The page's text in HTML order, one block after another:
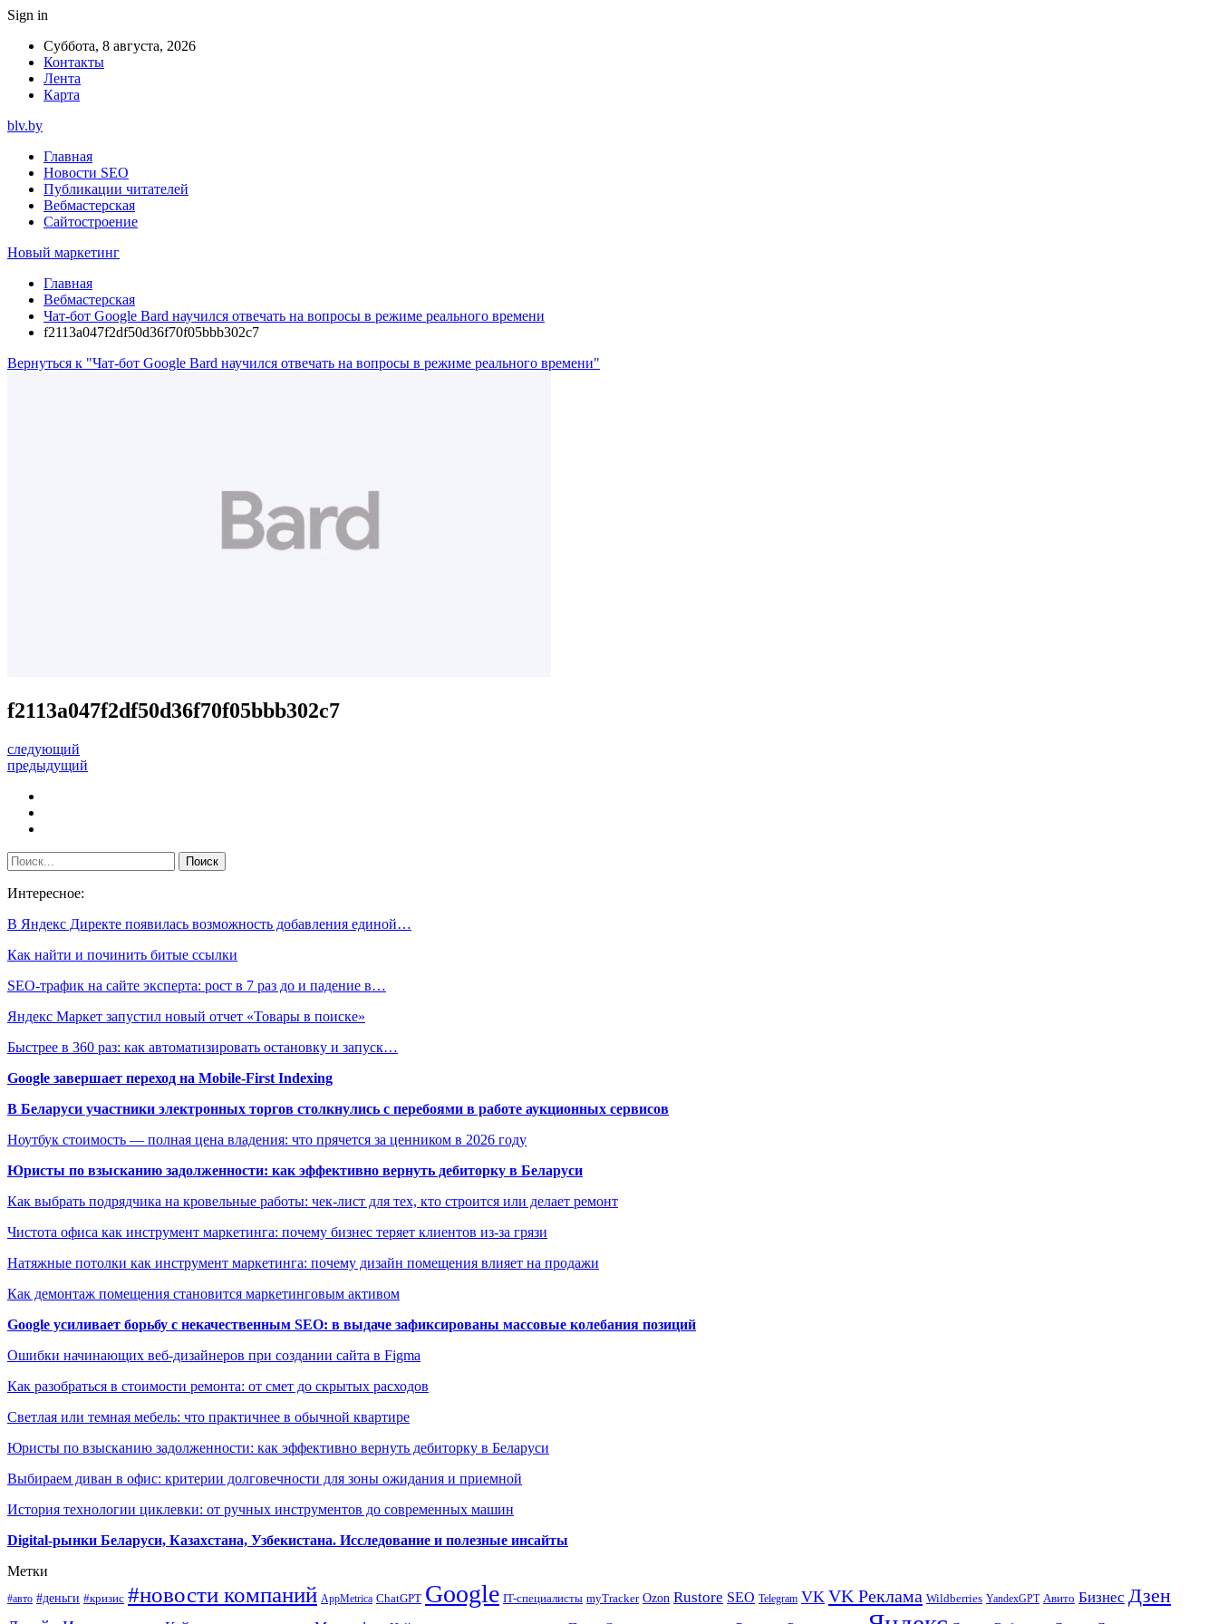
Sign in
Суббота, 8 августа, 2026
Контакты
Лента
Карта
blv.by
Главная
Новости SEO
Публикации читателей
Вебмастерская
Сайтостроение
Новый маркетинг
Главная
Вебмастерская
Чат-бот Google Bard научился отвечать на вопросы в режиме реального времени
f2113a047f2df50d36f70f05bbb302c7
Вернуться к "Чат-бот Google Bard научился отвечать на вопросы в режиме реального времени"
f2113a047f2df50d36f70f05bbb302c7
следующий
предыдущий
Интересное:
В Яндекс Директе появилась возможность добавления единой…
Как найти и починить битые ссылки
SEO-трафик на сайте эксперта: рост в 7 раз до и падение в…
Яндекс Маркет запустил новый отчет «Товары в поиске»
Быстрее в 360 раз: как автоматизировать остановку и запуск…
Google завершает переход на Mobile-First Indexing
В Беларуси участники электронных торгов столкнулись с перебоями в работе аукционных сервисов
Ноутбук стоимость — полная цена владения: что прячется за ценником в 2026 году
Юристы по взысканию задолженности: как эффективно вернуть дебиторку в Беларуси
Как выбрать подрядчика на кровельные работы: чек-лист для тех, кто строится или делает ремонт
Чистота офиса как инструмент маркетинга: почему бизнес теряет клиентов из-за грязи
Натяжные потолки как инструмент маркетинга: почему дизайн помещения влияет на продажи
Как демонтаж помещения становится маркетинговым активом
Google усиливает борьбу с некачественным SEO: в выдаче зафиксированы массовые колебания позиций
Ошибки начинающих веб-дизайнеров при создании сайта в Figma
Как разобраться в стоимости ремонта: от смет до скрытых расходов
Светлая или темная мебель: что практичнее в обычной квартире
Юристы по взысканию задолженности: как эффективно вернуть дебиторку в Беларуси
Выбираем диван в офис: критерии долговечности для зоны ожидания и приемной
История технологии циклевки: от ручных инструментов до современных машин
Digital-рынки Беларуси, Казахстана, Узбекистана. Исследование и полезные инсайты
Метки
#авто #деньги #кризис #новости компаний AppMetrica ChatGPT Google IT-специалисты myTracker Ozon Rustore SEO Telegram VK VK Реклама Wildberries YandexGPT Авито Бизнес Дзен